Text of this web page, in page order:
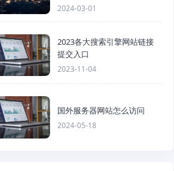
2024-03-01
2023各大搜索引擎网站链接
提交入口
2023-11-04
国外服务器网站怎么访问
2024-05-18